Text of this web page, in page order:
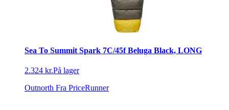
Sea To Summit Spark 7C/45f Beluga Black, LONG
2.324 kr.På lager
Outnorth Fra PriceRunner